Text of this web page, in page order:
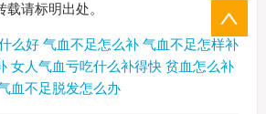
请标明出处。
么好 气血不足怎么补 气血不足怎样补
女人气血亏吃什么补得快 贫血怎么补
血不足脱发怎么办